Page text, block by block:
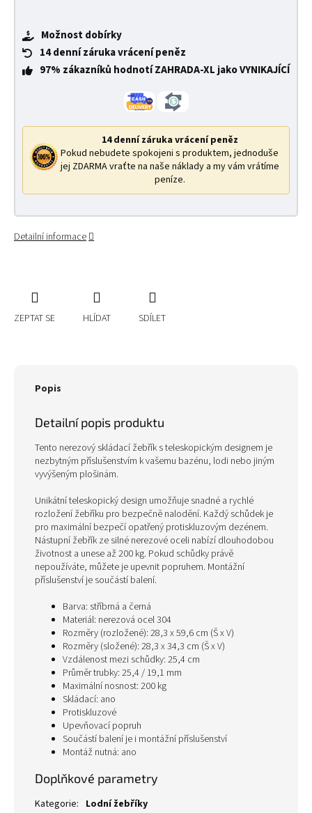
Možnost dobírky
14 denní záruka vrácení peněz
97% zákazníků hodnotí ZAHRADA-XL jako VYNIKAJÍCÍ
14 denní záruka vrácení peněz
Pokud nebudete spokojeni s produktem, jednoduše
jej ZDARMA vraťte na naše náklady a my vám vrátíme
peníze.
Detailní informace
ZEPTAT SE HLÍDAT SDÍLET
Popis
Detailní popis produktu
Tento nerezový skládací žebřík s teleskopickým designem je
nezbytným příslušenstvím k vašemu bazénu, lodi nebo jiným
vyvýšeným plošinám.
Unikátní teleskopický design umožňuje snadné a rychlé
rozložení žebříku pro bezpečně nalodění. Každý schůdek je
pro maximální bezpečí opatřený protiskluzovým dezénem.
Nástupní žebřík ze silné nerezové oceli nabízí dlouhodobou
životnost a unese až 200 kg. Pokud schůdky právě
nepoužíváte, můžete je upevnit popruhem. Montážní
příslušenství je součástí balení.
Barva: stříbrná a černá
Materiál: nerezová ocel 304
Rozměry (rozložené): 28,3 x 59,6 cm (Š x V)
Rozměry (složené): 28,3 x 34,3 cm (Š x V)
Vzdálenost mezi schůdky: 25,4 cm
Průměr trubky: 25,4 / 19,1 mm
Maximální nosnost: 200 kg
Skládací: ano
Protiskluzové
Upevňovací popruh
Součástí balení je i montážní příslušenství
Montáž nutná: ano
Doplňkové parametry
Kategorie: Lodní žebříky